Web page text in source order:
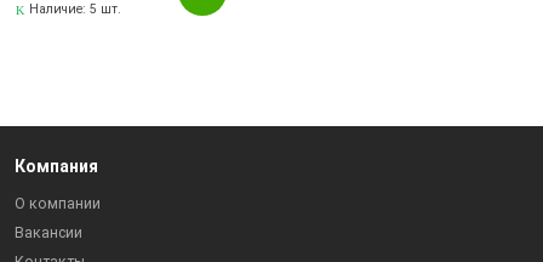
Наличие:5 шт.
Компания
О компании
Вакансии